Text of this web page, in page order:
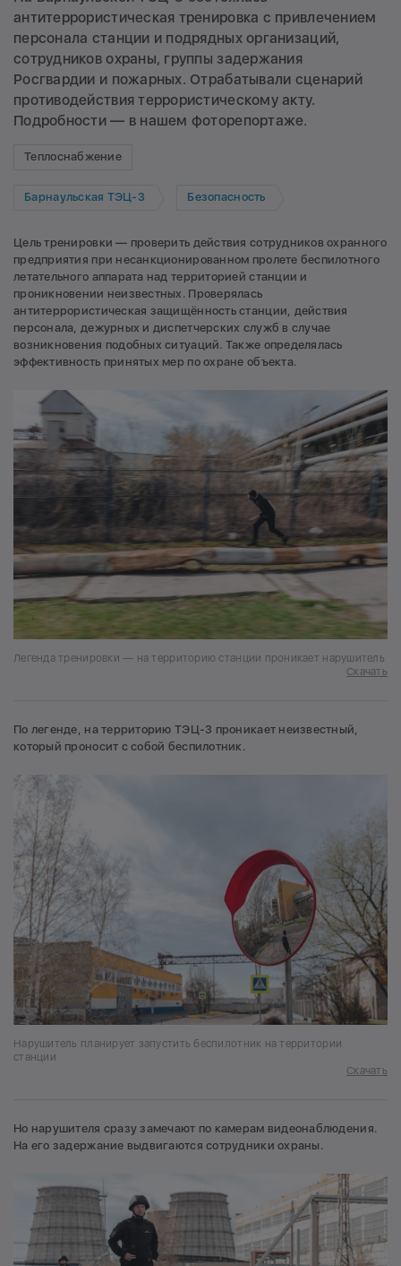
антитеррористическая тренировка с привлечением
персонала станции и подрядных организаций,
сотрудников охраны, группы задержания
Росгвардии и пожарных. Отрабатывали сценарий
противодействия террористическому акту.
Подробности — в нашем фоторепортаже.
Теплоснабжение
Барнаульская ТЭЦ-3 Безопасность
Цель тренировки — проверить действия сотрудников охранного
предприятия при несанкционированном пролете беспилотного
летательного аппарата над территорией станции и
проникновении неизвестных. Проверялась
антитеррористическая защищённость станции, действия
персонала, дежурных и диспетчерских служб в случае
возникновения подобных ситуаций. Также определялась
эффективность принятых мер по охране объекта.
Легенда тренировки — на территорию станции проникает нарушитель
Скачать
По легенде, на территорию ТЭЦ-3 проникает неизвестный,
который проносит с собой беспилотник.
Нарушитель планирует запустить беспилотник на территории
станции
Скачать
Но нарушителя сразу замечают по камерам видеонаблюдения.
На его задержание выдвигаются сотрудники охраны.